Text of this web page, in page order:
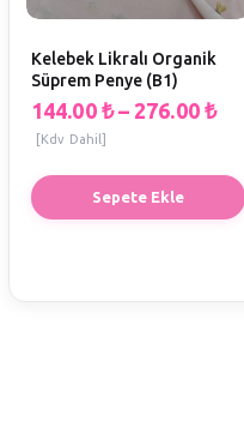
Sepete Ekle
Kelebek Likralı Organik
Süprem Penye (B1)
144.00 ₺ – 276.00 ₺
[Kdv Dahil]